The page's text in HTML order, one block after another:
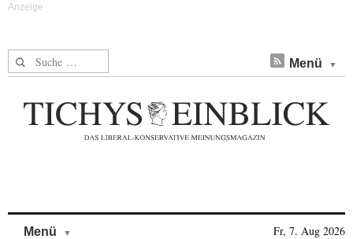
Suche nach: Menü
Menü Fr, 7. Aug 2026